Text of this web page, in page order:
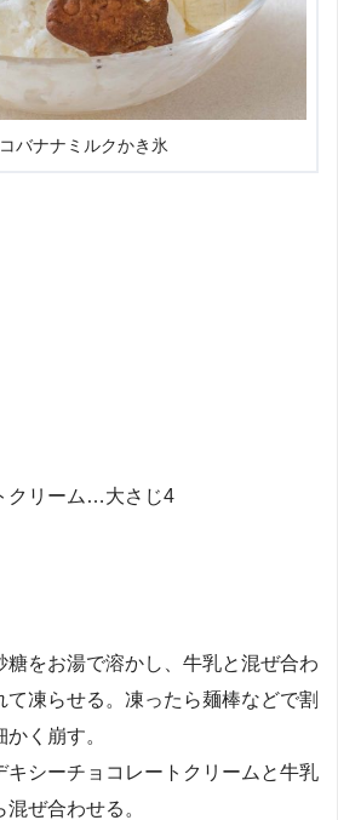
バナナミルクかき氷
クリーム…大さじ4
糖をお湯で溶かし、牛乳と混ぜ合わ
凍らせる。凍ったら麺棒などで割
く崩す。
キシーチョコレートクリームと牛乳
ぜ合わせる。